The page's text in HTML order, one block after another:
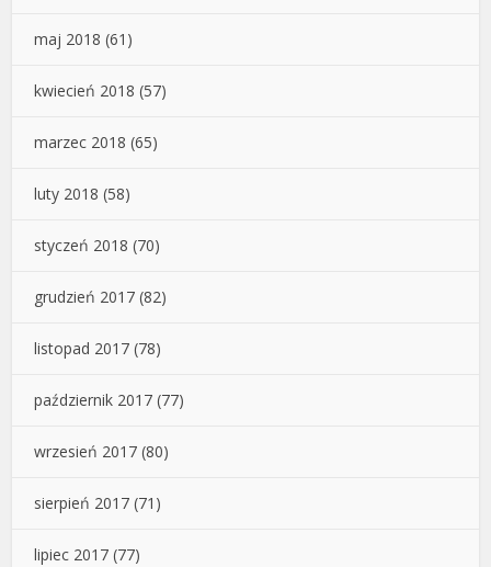
maj 2018 (61)
kwiecień 2018 (57)
marzec 2018 (65)
luty 2018 (58)
styczeń 2018 (70)
grudzień 2017 (82)
listopad 2017 (78)
październik 2017 (77)
wrzesień 2017 (80)
sierpień 2017 (71)
lipiec 2017 (77)